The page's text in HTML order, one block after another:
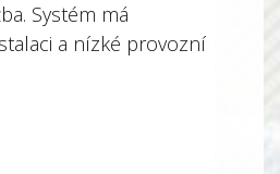
Systém má
a nízké provozní